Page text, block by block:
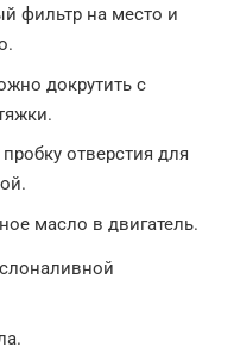
фильтр на место и
докрутить с
отверстия для
масло в двигатель.